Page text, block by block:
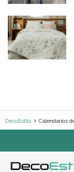
DecoEstilo Calendarios